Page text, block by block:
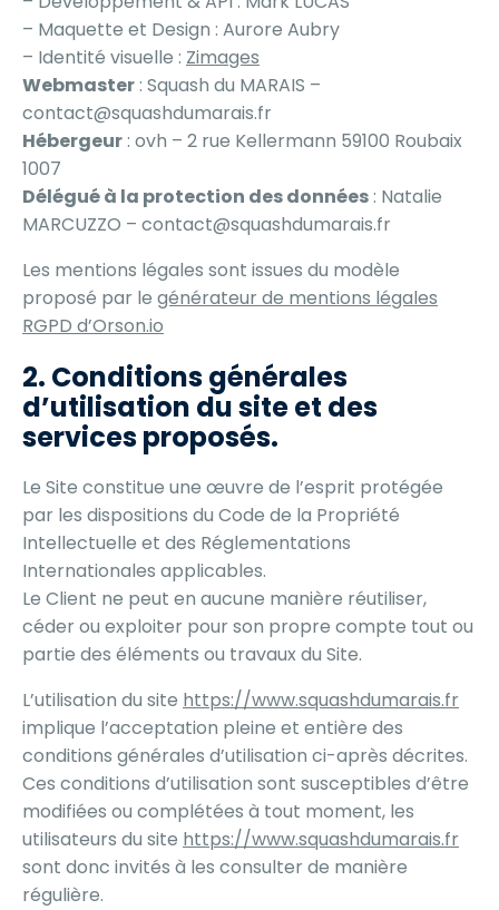
– Maquette et Design : Aurore Aubry
– Identité visuelle : Zimages
Webmaster : Squash du MARAIS –
contact@squashdumarais.fr
Hébergeur : ovh – 2 rue Kellermann 59100 Roubaix
1007
Délégué à la protection des données : Natalie
MARCUZZO – contact@squashdumarais.fr
Les mentions légales sont issues du modèle
proposé par le générateur de mentions légales
RGPD d’Orson.io
2. Conditions générales
d’utilisation du site et des
services proposés.
Le Site constitue une œuvre de l’esprit protégée
par les dispositions du Code de la Propriété
Intellectuelle et des Réglementations
Internationales applicables.
Le Client ne peut en aucune manière réutiliser,
céder ou exploiter pour son propre compte tout ou
partie des éléments ou travaux du Site.
L’utilisation du site https://www.squashdumarais.fr
implique l’acceptation pleine et entière des
conditions générales d’utilisation ci-après décrites.
Ces conditions d’utilisation sont susceptibles d’être
modifiées ou complétées à tout moment, les
utilisateurs du site https://www.squashdumarais.fr
sont donc invités à les consulter de manière
régulière.